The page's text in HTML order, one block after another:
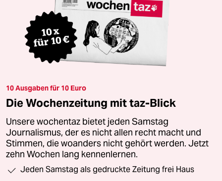
10 Ausgaben für 10 Euro
Die Wochenzeitung mit taz-Blick
Unsere wochentaz bietet jeden Samstag
Journalismus, der es nicht allen recht macht und
Stimmen, die woanders nicht gehört werden. Jetzt
zehn Wochen lang kennenlernen.
Jeden Samstag als gedruckte Zeitung frei Haus